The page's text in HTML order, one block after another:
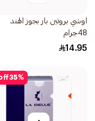
اوشي بروتين بار بجوز الهند
48جرام
14.95
35%